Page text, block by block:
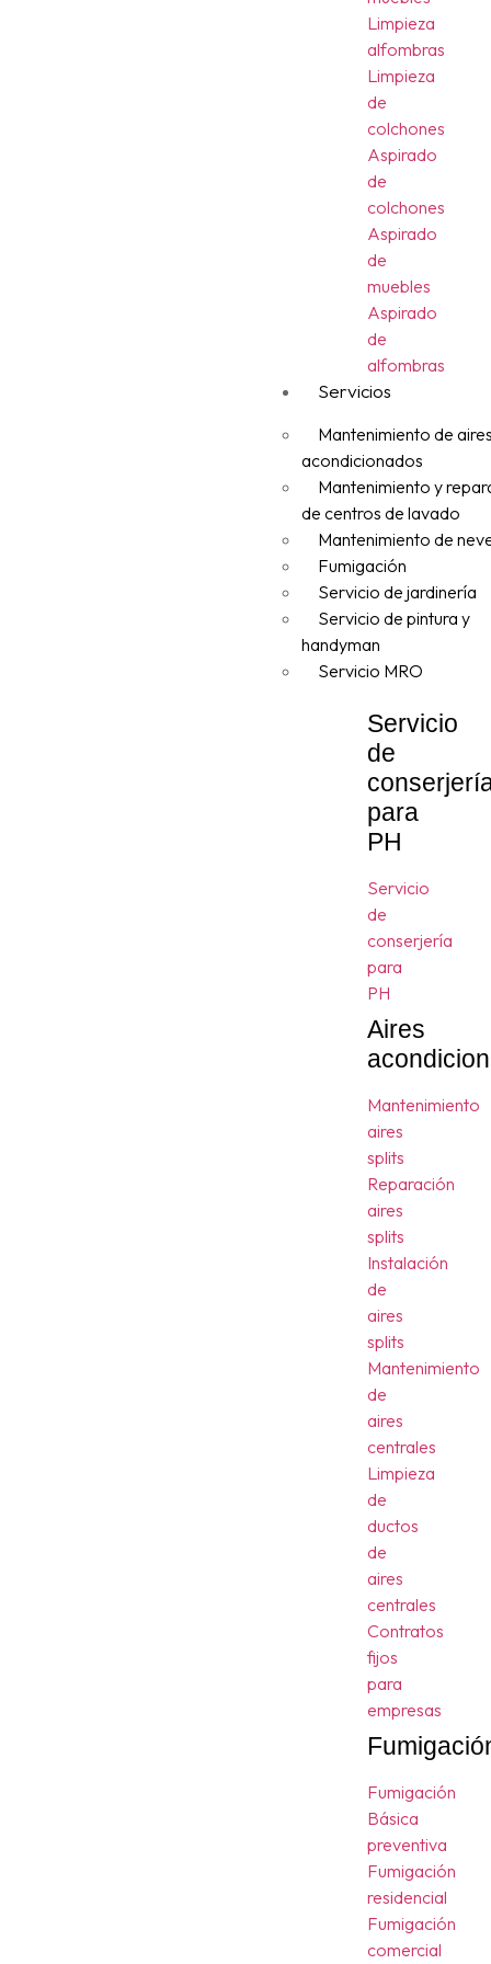
Limpieza
alfombras
Limpieza
de
colchones
Aspirado
de
colchones
Aspirado
de
muebles
Aspirado
de
alfombras
Servicios
Mantenimiento de
acondicionados
Mantenimiento y
de centros de lavado
Mantenimiento de
Fumigación
Servicio de jardinería
Servicio de pintura y
handyman
Servicio MRO
Servicio
de
para
PH
Servicio
de
conserjería
para
PH
Aires
Mantenimiento
aires
splits
Reparación
aires
splits
Instalación
de
aires
splits
Mantenimiento
de
aires
centrales
Limpieza
de
ductos
de
aires
centrales
Contratos
fijos
para
empresas
Fumigación
Básica
preventiva
Fumigación
residencial
Fumigación
comercial